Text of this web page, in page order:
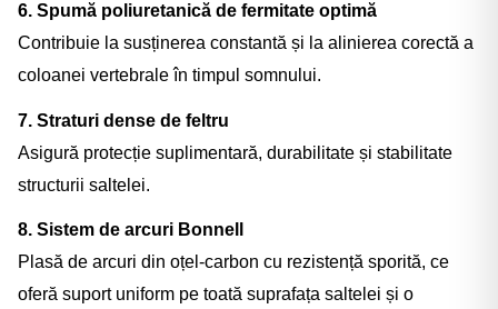
6. Spumă poliuretanică de fermitate optimă
Contribuie la susținerea constantă și la alinierea corectă a
coloanei vertebrale în timpul somnului.
7. Straturi dense de feltru
Asigură protecție suplimentară, durabilitate și stabilitate
structurii saltelei.
8. Sistem de arcuri Bonnell
Plasă de arcuri din oțel-carbon cu rezistență sporită, ce
oferă suport uniform pe toată suprafața saltelei și o